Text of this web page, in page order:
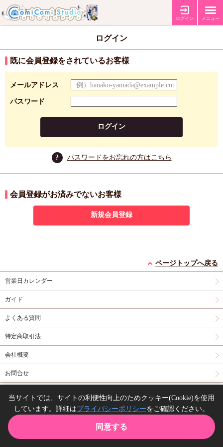
ログイン メニュー
ログイン
既に会員登録をされているお客様
メールアドレス
パスワード
ログイン
? パスワードをお忘れの方はこちら
会員登録がお済みでないお客様
新規会員登録
ページトップへ戻る
営業日カレンダー
ガイド
よくある質問
特定商取引法
会社概要
お問合せ
Copyright(C) comicomi studio. All right reserved.
当サイトでは、サイトの利便性向上のためクッキー(Cookie)を使用
しています。詳細はプライバシーポリシーをご確認ください。
同意する